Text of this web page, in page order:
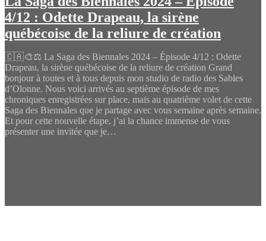
4/12 : Odette Drapeau, la sirène
québécoise de la reliure de création
🇨🇦🎨⚖️ La Saga des Biennales 2024 – Épisode 4/12 : Odette
Drapeau, la sirène québécoise de la reliure de création Grand
bonjour à toutes et à tous depuis mon studio de radio des Sables
d’Olonne. Nous voici arrivés au septième épisode de mes
chroniques enregistrées sur place, mais au quatrième volet de cette
Saga des Biennales que je partage avec vous semaine après semaine.
Et pour cette nouvelle étape, j’ai la chance immense de vous
présenter une invitée que je…